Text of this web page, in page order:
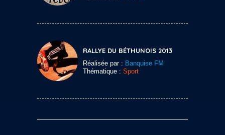
RALLYE DU BÉTHUNOIS 2013
Réalisée par : Banquise FM
Thématique : Sport